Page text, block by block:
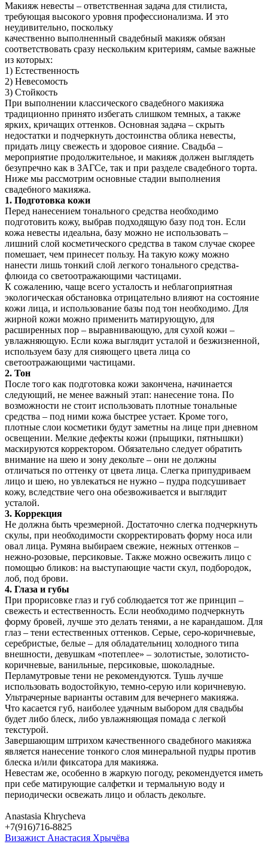
Макияж невесты – ответственная задача для стилиста,
требующая высокого уровня профессионализма. И это
неудивительно, поскольку
качественно выполненный свадебный макияж обязан
соответствовать сразу нескольким критериям, самые важные
из которых:
1) Естественность
2) Невесомость
3) Стойкость
При выполнении классического свадебного макияжа
традиционно принято избегать слишком темных, а также
ярких, кричащих оттенков. Основная задача – скрыть
недостатки и подчеркнуть достоинства облика невесты,
придать лицу свежесть и здоровое сияние. Свадьба –
мероприятие продолжительное, и макияж должен выглядеть
безупречно как в ЗАГСе, так и при разделе свадебного торта.
Ниже мы рассмотрим основные стадии выполнения
свадебного макияжа.
1. Подготовка кожи
Перед нанесением тонального средства необходимо
подготовить кожу, выбрав подходящую базу под тон. Если
кожа невесты идеальна, базу можно не использовать –
лишний слой косметического средства в таком случае скорее
помешает, чем принесет пользу. На такую кожу можно
нанести лишь тонкий слой легкого тонального средства-
флюида со светоотражающими частицами.
К сожалению, чаще всего усталость и неблагоприятная
экологическая обстановка отрицательно влияют на состояние
кожи лица, и использование базы под тон необходимо. Для
жирной кожи можно применить матирующую, для
расширенных пор – выравнивающую, для сухой кожи –
увлажняющую. Если кожа выглядит усталой и безжизненной,
используем базу для сияющего цвета лица со
светоотражающими частицами.
2. Тон
После того как подготовка кожи закончена, начинается
следующий, не менее важный этап: нанесение тона. По
возможности не стоит использовать плотные тональные
средства – под ними кожа быстрее устает. Кроме того,
плотные слои косметики будут заметны на лице при дневном
освещении. Мелкие дефекты кожи (прыщики, пятнышки)
маскируются корректором. Обязательно следует обратить
внимание на шею и зону декольте – они не должны
отличаться по оттенку от цвета лица. Слегка припудриваем
лицо и шею, но увлекаться не нужно – пудра подсушивает
кожу, вследствие чего она обезвоживается и выглядит
усталой.
3. Коррекция
Не должна быть чрезмерной. Достаточно слегка подчеркнуть
скулы, при необходимости скорректировать форму носа или
овал лица. Румяна выбираем свежие, нежных оттенков –
нежно-розовые, персиковые. Также можно освежить лицо с
помощью бликов: на выступающие части скул, подбородок,
лоб, под брови.
4. Глаза и губы
При прорисовке глаз и губ соблюдается тот же принцип –
свежесть и естественность. Если необходимо подчеркнуть
форму бровей, лучше это делать тенями, а не карандашом. Для
глаз – тени естественных оттенков. Серые, серо-коричневые,
серебристые, белые – для обладательниц холодного типа
внешности, девушкам «потеплее» – золотистые, золотисто-
коричневые, ванильные, персиковые, шоколадные.
Перламутровые тени не рекомендуются. Тушь лучше
использовать водостойкую, темно-серую или коричневую.
Ультрачерные варианты оставим для вечернего макияжа.
Что касается губ, наиболее удачным выбором для свадьбы
будет либо блеск, либо увлажняющая помада с легкой
текстурой.
Завершающим штрихом качественного свадебного макияжа
является нанесение тонкого слоя минеральной пудры против
блеска и/или фиксатора для макияжа.
Невестам же, особенно в жаркую погоду, рекомендуется иметь
при себе матирующие салфетки и термальную воду и
периодически освежать лицо и область декольте.
Anastasia Khrycheva
+7(916)716-8825
Визажист Анастасия Хрычёва